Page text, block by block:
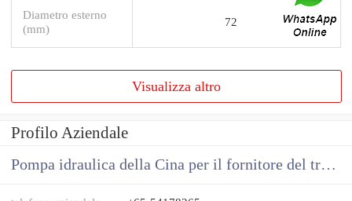
Diametro esterno
(mm)
72
Visualizza altro
Profilo Aziendale
Pompa idraulica della Cina per il fornitore del trattore